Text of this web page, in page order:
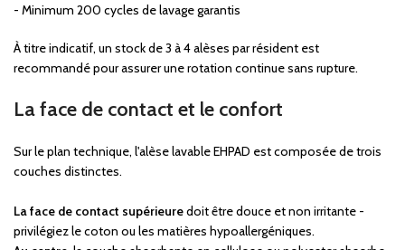
- Minimum 200 cycles de lavage garantis
À titre indicatif, un stock de 3 à 4 alèses par résident est
recommandé pour assurer une rotation continue sans rupture.
La face de contact et le confort
Sur le plan technique, l'alèse lavable EHPAD est composée de trois
couches distinctes.
La face de contact supérieuredoit être douce et non irritante -
privilégiez le coton ou les matières hypoallergéniques.